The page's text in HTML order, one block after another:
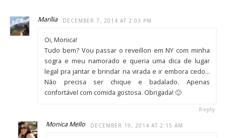
Marília DECEMBER 7, 2014 AT 2:03 PM
Oi, Monica!
Tudo bem? Vou passar o reveillon em NY com minha
sogra e meu namorado e queria uma dica de lugar
legal pra jantar e brindar na virada e ir embora cedo…
Não precisa ser chique e badalado. Apenas
confortável com comida gostosa. Obrigada! 🙂
Reply
Monica Mello DECEMBER 19, 2014 AT 2:15 AM